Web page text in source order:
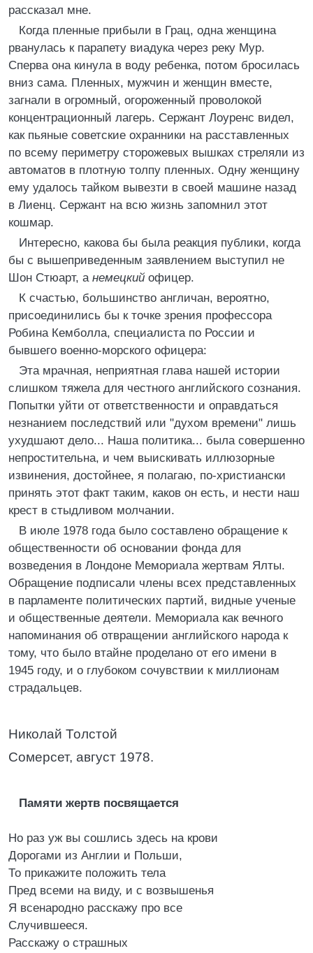
рассказал мне.
Когда пленные прибыли в Грац, одна женщина
рванулась к парапету виадука через реку Мур.
Сперва она кинула в воду ребенка, потом бросилась
вниз сама. Пленных, мужчин и женщин вместе,
загнали в огромный, огороженный проволокой
концентрационный лагерь. Сержант Лоуренс видел,
как пьяные советские охранники на расставленных
по всему периметру сторожевых вышках стреляли из
автоматов в плотную толпу пленных. Одну женщину
ему удалось тайком вывезти в своей машине назад
в Лиенц. Сержант на всю жизнь запомнил этот
кошмар.
Интересно, какова бы была реакция публики, когда
бы с вышеприведенным заявлением выступил не
Шон Стюарт, а немецкий офицер.
К счастью, большинство англичан, вероятно,
присоединились бы к точке зрения профессора
Робина Кемболла, специалиста по России и
бывшего военно-морского офицера:
Эта мрачная, неприятная глава нашей истории
слишком тяжела для честного английского сознания.
Попытки уйти от ответственности и оправдаться
незнанием последствий или "духом времени" лишь
ухудшают дело... Наша политика... была совершенно
непростительна, и чем выискивать иллюзорные
извинения, достойнее, я полагаю, по-христиански
принять этот факт таким, каков он есть, и нести наш
крест в стыдливом молчании.
В июле 1978 года было составлено обращение к
общественности об основании фонда для
возведения в Лондоне Мемориала жертвам Ялты.
Обращение подписали члены всех представленных
в парламенте политических партий, видные ученые
и общественные деятели. Мемориала как вечного
напоминания об отвращении английского народа к
тому, что было втайне проделано от его имени в
1945 году, и о глубоком сочувствии к миллионам
страдальцев.
Николай Толстой
Сомерсет, август 1978.
Памяти жертв посвящается
Но раз уж вы сошлись здесь на крови
Дорогами из Англии и Польши,
То прикажите положить тела
Пред всеми на виду, и с возвышенья
Я всенародно расскажу про все
Случившееся.
Расскажу о страшных